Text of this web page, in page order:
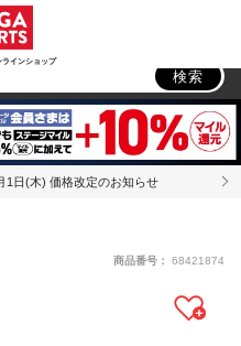
ラインショップ
検索
1日(木) 価格改定のお知らせ
商品番号： 68421874